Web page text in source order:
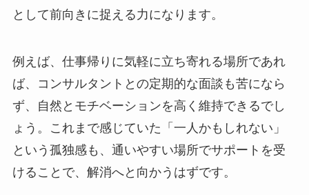
として前向きに捉える力になります。
例えば、仕事帰りに気軽に立ち寄れる場所であれ
ば、コンサルタントとの定期的な面談も苦になら
ず、自然とモチベーションを高く維持できるでし
ょう。これまで感じていた「一人かもしれない」
という孤独感も、通いやすい場所でサポートを受
けることで、解消へと向かうはずです。